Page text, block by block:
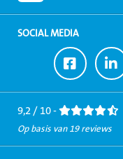
SOCIAL MEDIA
Ga
naar
Facebook
Ga
9,2 / 10 -
Op basis van 19 reviews